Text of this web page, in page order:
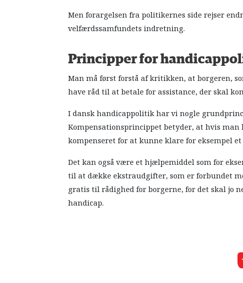
Men forargelsen fra politikernes side rejser
velfærdssamfundets indretning.
Principper for
Man må først forstå af kritikken, at borgeren,
have råd til at betale for assistance, der skal
I dansk handicappolitik har vi nogle
Kompensationsprincippet betyder, at hvis
kompenseret for at kunne klare for eksempel
Det kan også være et hjælpemiddel som for
til at dække ekstraudgifter, som er forbundet
gratis til rådighed for borgerne, for det skal jo
handicap.